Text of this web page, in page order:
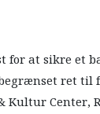
for at sikre et
ret til
Center,